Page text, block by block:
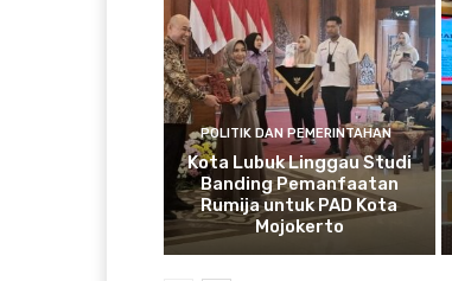
POLITIK DAN PEMERINTAHAN
Kota Lubuk Linggau Studi
Banding Pemanfaatan
Rumija untuk PAD Kota
Mojokerto